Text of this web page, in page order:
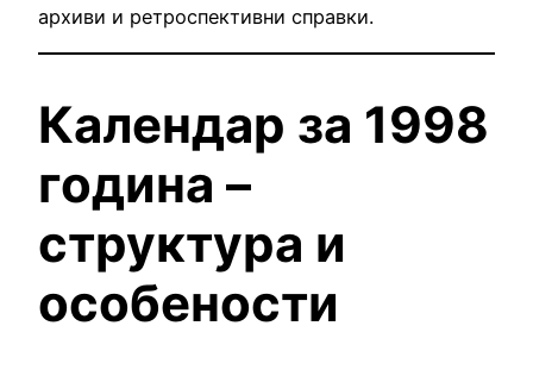
архиви и ретроспективни справки.
Календар за 1998
година –
структура и
особености